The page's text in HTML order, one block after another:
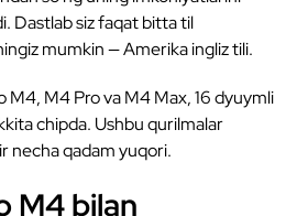
Dastlab siz faqat bitta til
mumkin — Amerika ingliz tili.
M4, M4 Pro va M4 Max, 16 dyuymli
chipda. Ushbu qurilmalar
necha qadam yuqori.
M4 bilan